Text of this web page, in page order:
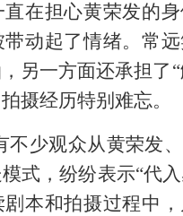
直在担心黄荣发的
动起了情绪。常
另一方面还承担了
摄经历特别难忘。
不少观众从黄荣发
式，纷纷表示“代
本和拍摄过程中